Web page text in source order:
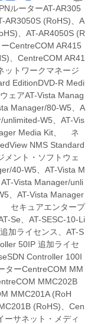
ルーターAT-AR305
AR3050S (RoHS)、A
、AT-AR4050S (R
CentreCOM AR415
、CentreCOM AR41
ットワークマネージ
EditionDVD-R Medi
ェアAT-Vista Manag
Manager/80-W5、A
W5、AT-Vis
Media Kit、 ネ
NMS Standard
メント・ソフトウェ
40-W5、AT-Vista M
Vista Manager/unli
、AT-Vista Manager
セキュアエンタープ
Se、AT-SESC-10-Li
加ライセンス、AT-S
50IP 追加ライセ
Controller 100I
ターCentreCOM MM
MMC202B
MMC201A (RoH
(RoHS)、Cen
サネット・メディ